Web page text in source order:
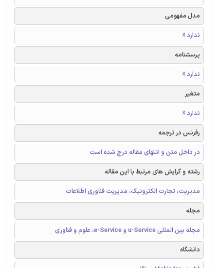
مدل مفهومی
ندارد ☓
پرسشنامه
ندارد ☓
متغیر
ندارد ☓
رفرنس در ترجمه
در داخل متن و انتهای مقاله درج شده است
رشته و گرایش های مرتبط با این مقاله
مدیریت، تجارت الکترونیک، مدیریت فناوری اطلاعات
مجله
مجله بین المللی u-Service و e-Service، علوم و فناوری
دانشگاه